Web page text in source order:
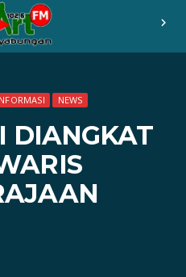
chevron_right
NEWS
DIANGKAT